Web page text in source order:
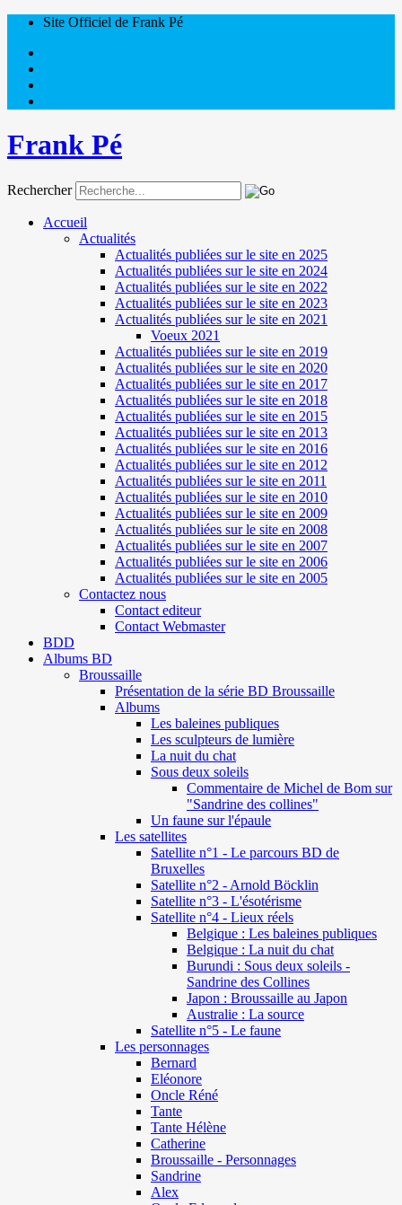
Site Officiel de Frank Pé
Frank Pé
Rechercher
Accueil
Actualités
Actualités publiées sur le site en 2025
Actualités publiées sur le site en 2024
Actualités publiées sur le site en 2022
Actualités publiées sur le site en 2023
Actualités publiées sur le site en 2021
Voeux 2021
Actualités publiées sur le site en 2019
Actualités publiées sur le site en 2020
Actualités publiées sur le site en 2017
Actualités publiées sur le site en 2018
Actualités publiées sur le site en 2015
Actualités publiées sur le site en 2013
Actualités publiées sur le site en 2016
Actualités publiées sur le site en 2012
Actualités publiées sur le site en 2011
Actualités publiées sur le site en 2010
Actualités publiées sur le site en 2009
Actualités publiées sur le site en 2008
Actualités publiées sur le site en 2007
Actualités publiées sur le site en 2006
Actualités publiées sur le site en 2005
Contactez nous
Contact editeur
Contact Webmaster
BDD
Albums BD
Broussaille
Présentation de la série BD Broussaille
Albums
Les baleines publiques
Les sculpteurs de lumière
La nuit du chat
Sous deux soleils
Commentaire de Michel de Bom sur
"Sandrine des collines"
Un faune sur l'épaule
Les satellites
Satellite n°1 - Le parcours BD de
Bruxelles
Satellite n°2 - Arnold Böcklin
Satellite n°3 - L'ésotérisme
Satellite n°4 - Lieux réels
Belgique : Les baleines publiques
Belgique : La nuit du chat
Burundi : Sous deux soleils -
Sandrine des Collines
Japon : Broussaille au Japon
Australie : La source
Satellite n°5 - Le faune
Les personnages
Bernard
Eléonore
Oncle Réné
Tante
Tante Hélène
Catherine
Broussaille - Personnages
Sandrine
Alex